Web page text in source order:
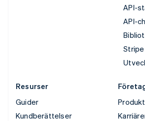
API-
API-
Resurser
Guider
Kundberättelser